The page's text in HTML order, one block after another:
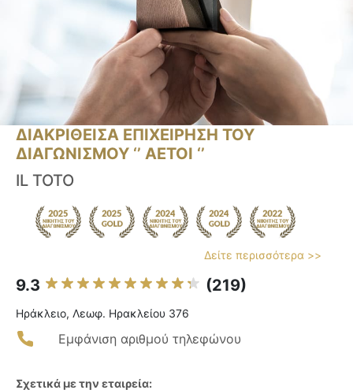
ΔΙΑΚΡΙΘΕΙΣΑ ΕΠΙΧΕΙΡΗΣΗ ΤΟΥ
ΔΙΑΓΩΝΙΣΜΟΥ ‘’ ΑΕΤΟΙ ‘’
IL TOTO
Δείτε περισσότερα >>
9.3 (219)
Ηράκλειο, Λεωφ. Ηρακλείου 376
Εμφάνιση αριθμού τηλεφώνου
Σχετικά με την εταιρεία: